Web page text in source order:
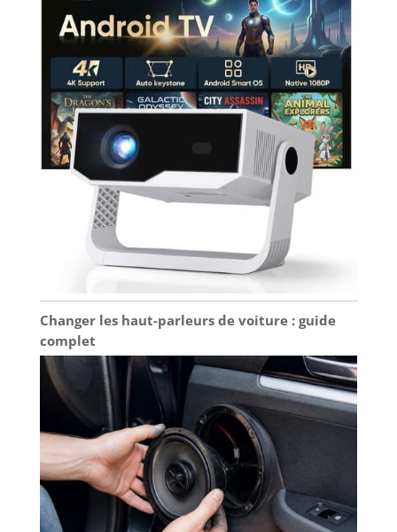
Changer les haut-parleurs de voiture : guide
complet